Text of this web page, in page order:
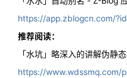
https://app.zblogcn.com/
推荐阅读：
「水坑」略深入的讲解伪静
https://www.wdssmq.com/